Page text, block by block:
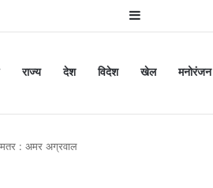
Sidebar
राज्य देश विदेश खेल मनोरंजन
: अमर अग्रवाल